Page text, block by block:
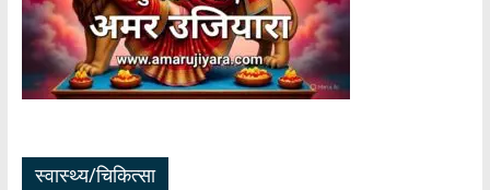
स्वास्थ्य/चिकित्सा